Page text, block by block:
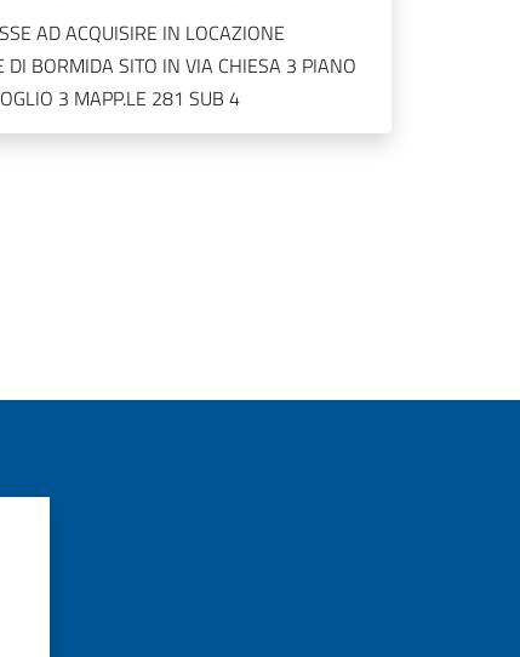
AD ACQUISIRE IN LOCAZIONE
DI BORMIDA SITO IN VIA CHIESA 3 PIANO
3 MAPP.LE 281 SUB 4